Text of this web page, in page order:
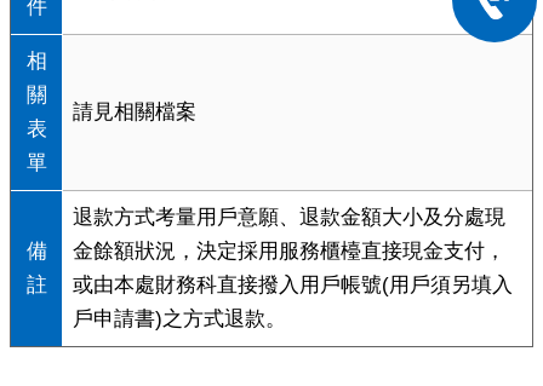
件
相
關
表
單
請見相關檔案
備
註
退款方式考量用戶意願、退款金額大小及分處現
金餘額狀況，決定採用服務櫃檯直接現金支付，
或由本處財務科直接撥入用戶帳號(用戶須另填入
戶申請書)之方式退款。